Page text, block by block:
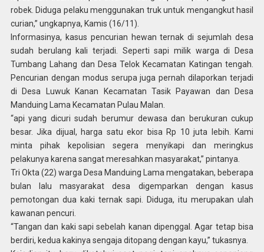
robek. Diduga pelaku menggunakan truk untuk mengangkut hasil
curian,” ungkapnya, Kamis (16/11).
Informasinya, kasus pencurian hewan ternak di sejumlah desa
sudah berulang kali terjadi. Seperti sapi milik warga di Desa
Tumbang Lahang dan Desa Telok Kecamatan Katingan tengah.
Pencurian dengan modus serupa juga pernah dilaporkan terjadi
di Desa Luwuk Kanan Kecamatan Tasik Payawan dan Desa
Manduing Lama Kecamatan Pulau Malan.
“api yang dicuri sudah berumur dewasa dan berukuran cukup
besar. Jika dijual, harga satu ekor bisa Rp 10 juta lebih. Kami
minta pihak kepolisian segera menyikapi dan meringkus
pelakunya karena sangat meresahkan masyarakat,” pintanya.
Tri Okta (22) warga Desa Manduing Lama mengatakan, beberapa
bulan lalu masyarakat desa digemparkan dengan kasus
pemotongan dua kaki ternak sapi. Diduga, itu merupakan ulah
kawanan pencuri.
“Tangan dan kaki sapi sebelah kanan dipenggal. Agar tetap bisa
berdiri, kedua kakinya sengaja ditopang dengan kayu,” tukasnya.